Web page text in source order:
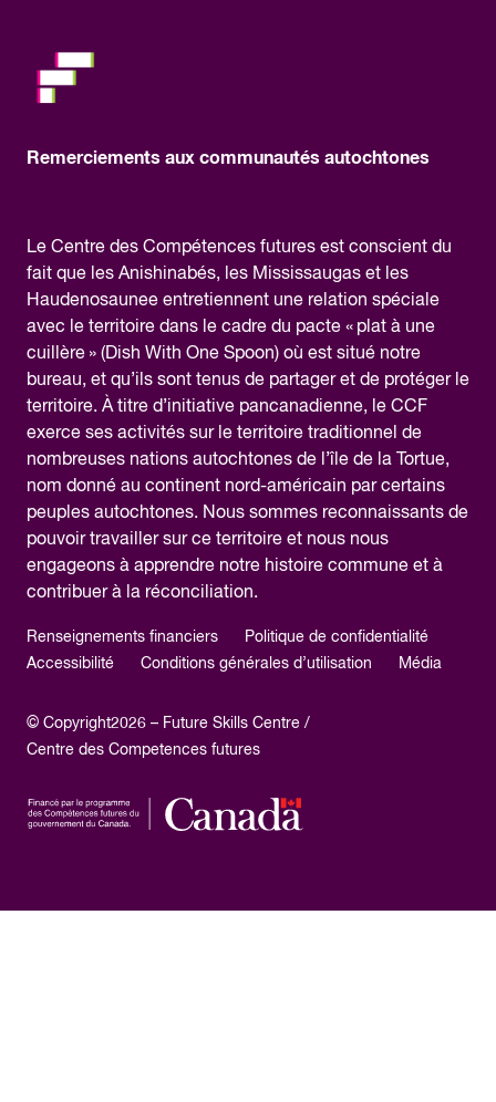
Remerciements aux communautés autochtones
Le Centre des Compétences futures est conscient du
fait que les Anishinabés, les Mississaugas et les
Haudenosaunee entretiennent une relation spéciale
avec le territoire dans le cadre du pacte « plat à une
cuillère » (Dish With One Spoon) où est situé notre
bureau, et qu’ils sont tenus de partager et de protéger le
territoire. À titre d’initiative pancanadienne, le CCF
exerce ses activités sur le territoire traditionnel de
nombreuses nations autochtones de l’île de la Tortue,
nom donné au continent nord-américain par certains
peuples autochtones. Nous sommes reconnaissants de
pouvoir travailler sur ce territoire et nous nous
engageons à apprendre notre histoire commune et à
contribuer à la réconciliation.
Renseignements financiers
Politique de confidentialité
Accessibilité
Conditions générales d’utilisation Média
© Copyright2026 – Future Skills Centre /
Centre des Competences futures